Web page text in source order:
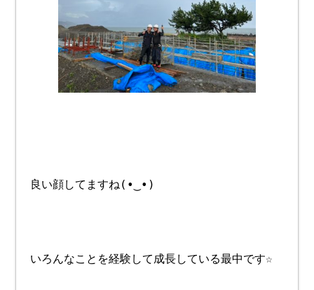
良い顔してますね(•‿•)
いろんなことを経験して成長している最中です☆